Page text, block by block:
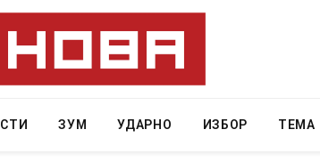
ЗУМ УДАРНО ИЗБОР ТЕМА